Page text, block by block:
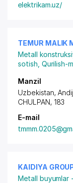
elektrikam.uz/
TEMUR MALIK
Metall
sotish Qurilish-
Manzil
Uzbekistan,
CHULPAN, 183
E-mail
KAIDIYA
Metall buyumlar